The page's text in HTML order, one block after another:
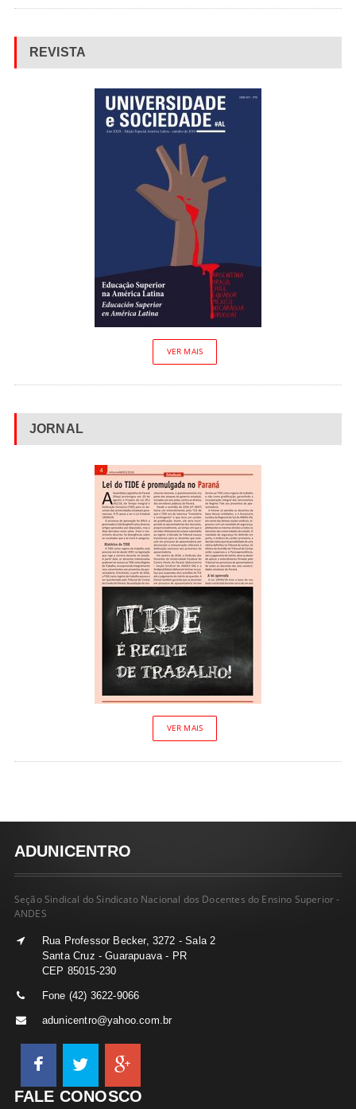
REVISTA
VER MAIS
JORNAL
VER MAIS
ADUNICENTRO
Seção Sindical do Sindicato Nacional dos Docentes do Ensino Superior -
ANDES
Rua Professor Becker, 3272 - Sala 2
Santa Cruz - Guarapuava - PR
CEP 85015-230
Fone (42) 3622-9066
adunicentro@yahoo.com.br
FALE CONOSCO